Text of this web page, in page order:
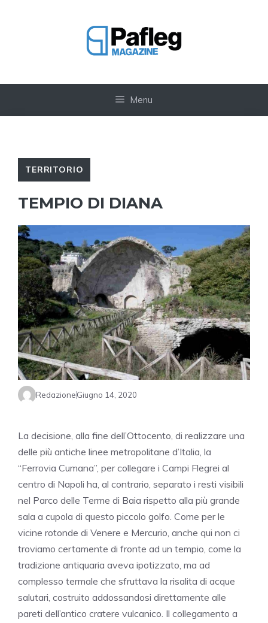
Menu
TERRITORIO
TEMPIO DI DIANA
RedazioneGiugno 14, 2020
La decisione, alla fine dell’Ottocento, di realizzare una
delle più antiche linee metropolitane d’Italia, la
“Ferrovia Cumana”, per collegare i Campi Flegrei al
centro di Napoli ha, al contrario, separato i resti visibili
nel Parco delle Terme di Baia rispetto alla più grande
sala a cupola di questo piccolo golfo. Come per le
vicine rotonde di Venere e Mercurio, anche qui non ci
troviamo certamente di fronte ad un tempio, come la
tradizione antiquaria aveva ipotizzato, ma ad
complesso termale che sfruttava la risalita di acque
salutari, costruito addossandosi direttamente alle
pareti dell’antico cratere vulcanico. Il collegamento a